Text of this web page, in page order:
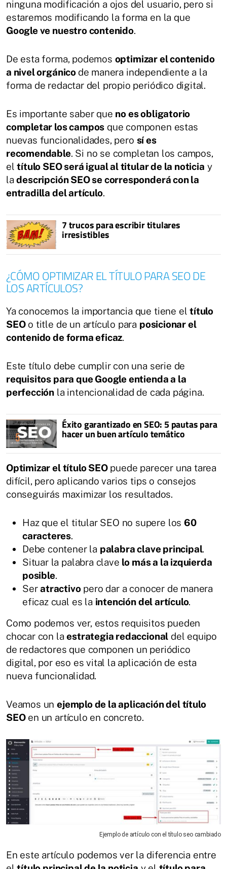
ninguna modificación a ojos del usuario, pero si
estaremos modificando la forma en la que
Google ve nuestro contenido.
De esta forma, podemos optimizar el contenido
a nivel orgánico de manera independiente a la
forma de redactar del propio periódico digital.
Es importante saber que no es obligatorio
completar los campos que componen estas
nuevas funcionalidades, pero sí es
recomendable. Si no se completan los campos,
eltítulo SEO será igual al titular de la noticia y
ladescripción SEO se corresponderá con la
entradilla del artículo.
7 trucos para escribir titulares
irresistibles
¿CÓMO OPTIMIZAR EL TÍTULO PARA SEO DE
LOS ARTÍCULOS?
Ya conocemos la importancia que tiene eltítulo
SEOo title de un artículo para posicionar el
contenido de forma eficaz.
Este título debe cumplir con una serie de
requisitos para que Google entienda a la
perfección la intencionalidad de cada página.
Éxito garantizado en SEO: 5 pautas para
hacer un buen artículo temático
Optimizar el título SEOpuede parecer una tarea
difícil, pero aplicando varios tips o consejos
conseguirás maximizar los resultados.
Haz que el titular SEO no supere los 60
caracteres.
Debe contener la palabra clave principal.
Situar la palabra clave lo más a la izquierda
posible.
Seratractivopero dar a conocer de manera
eficaz cual es la intención del artículo.
Como podemos ver, estos requisitos pueden
chocar con laestrategia redaccional del equipo
de redactores que componen un periódico
digital, por eso es vital la aplicación de esta
nueva funcionalidad.
Veamos unejemplo de la aplicación del título
SEOen un artículo en concreto.
Ejemplo de artículo con el título seo cambiado
En este artículo podemos ver la diferencia entre